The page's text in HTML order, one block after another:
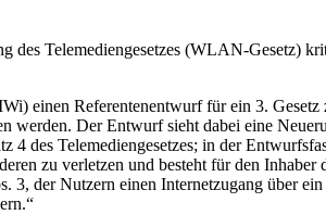
Telemediengesetzes (WLAN-Gesetz)
einen Referentenentwurf für ein 3. Gesetz
Der Entwurf sieht dabei eine
des Telemediengesetzes; in der
zu verletzen und besteht für den
3, der Nutzern einen Internetzugang über